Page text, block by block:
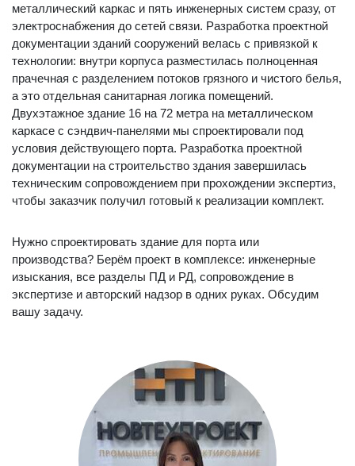
металлический каркас и пять инженерных систем сразу, от
электроснабжения до сетей связи. Разработка проектной
документации зданий сооружений велась с привязкой к
технологии: внутри корпуса разместилась полноценная
прачечная с разделением потоков грязного и чистого белья,
а это отдельная санитарная логика помещений.
Двухэтажное здание 16 на 72 метра на металлическом
каркасе с сэндвич-панелями мы спроектировали под
условия действующего порта. Разработка проектной
документации на строительство здания завершилась
техническим сопровождением при прохождении экспертиз,
чтобы заказчик получил готовый к реализации комплект.
Нужно спроектировать здание для порта или
производства? Берём проект в комплексе: инженерные
изыскания, все разделы ПД и РД, сопровождение в
экспертизе и авторский надзор в одних руках. Обсудим
вашу задачу.